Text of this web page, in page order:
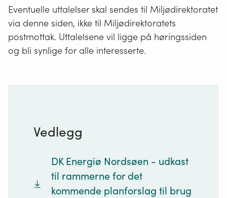
Eventuelle uttalelser skal sendes til Miljødirektoratet
via denne siden, ikke til Miljødirektoratets
postmottak. Uttalelsene vil ligge på høringssiden
og bli synlige for alle interesserte.
Vedlegg
DK Energiø Nordsøen - udkast
til rammerne for det
kommende planforslag til brug